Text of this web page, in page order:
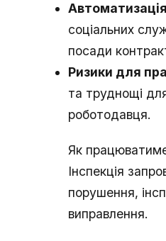
соціальних
посади
Ризики для
та труднощі
роботодавця.
Як
Інспекція
порушення,
виправлення.